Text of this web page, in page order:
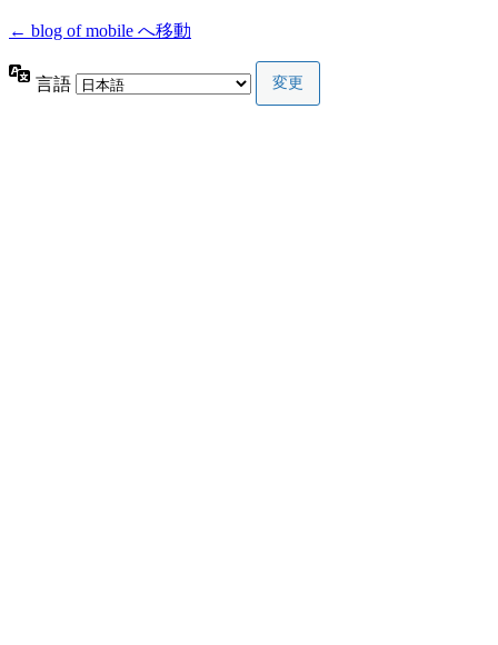
← blog of mobile へ移動
言語